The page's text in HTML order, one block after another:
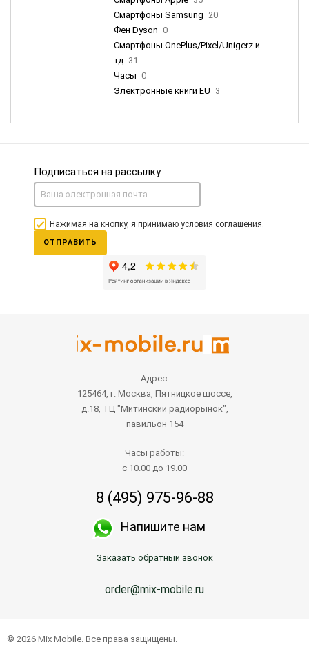
Смартфоны Samsung 20
Фен Dyson 0
Смартфоны OnePlus/Pixel/Unigerz и
тд 31
Часы 0
Электронные книги EU 3
Подписаться на рассылку
Нажимая на кнопку, я принимаю условия соглашения.
ОТПРАВИТЬ
Адрес:
125464, г. Москва, Пятницкое шоссе,
д.18, ТЦ "Митинский радиорынок",
павильон 154
Часы работы:
с 10.00 до 19.00
8 (495) 975-96-88
Напишите нам
Заказать обратный звонок
order@mix-mobile.ru
© 2026 Mix Mobile. Все права защищены.